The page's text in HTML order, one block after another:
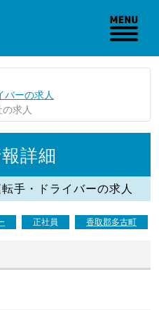
バーの求人
の求人
詳細
手・ドライバーの求人
正社員 香取郡多古町